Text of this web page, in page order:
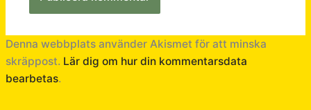
Denna webbplats använder Akismet för att minska
skräppost. Lär dig om hur din kommentarsdata
bearbetas.